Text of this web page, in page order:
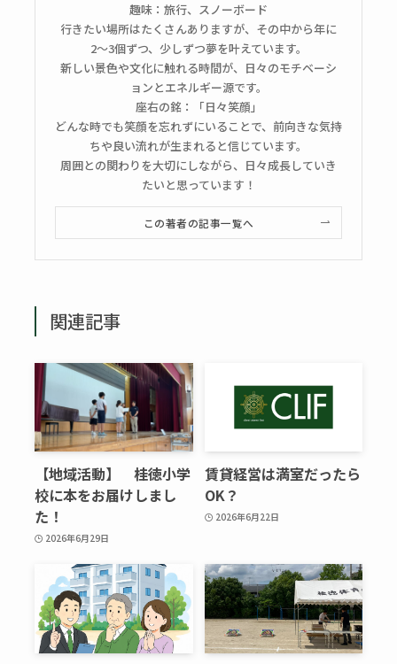
趣味：旅行、スノーボード
行きたい場所はたくさんありますが、その中から年に
2〜3個ずつ、少しずつ夢を叶えています。
新しい景色や文化に触れる時間が、日々のモチベーシ
ョンとエネルギー源です。
座右の銘：「日々笑顔」
どんな時でも笑顔を忘れずにいることで、前向きな気持
ちや良い流れが生まれると信じています。
周囲との関わりを大切にしながら、日々成長していき
たいと思っています！
この著者の記事一覧へ
関連記事
【地域活動】 桂徳小学
校に本をお届けしまし
た！
2026年6月29日
賃貸経営は満室だったら
OK？
2026年6月22日